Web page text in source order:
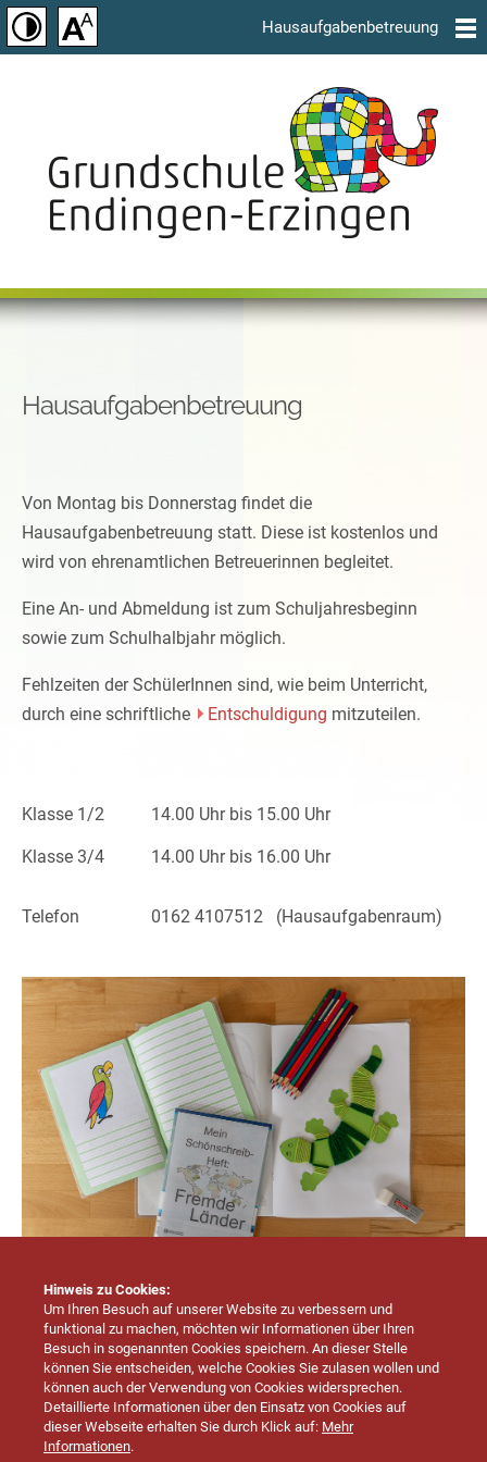
Hinweis zu Cookies:
Um Ihren Besuch auf unserer Website zu verbessern und
funktional zu machen, möchten wir Informationen über Ihren
Besuch in sogenannten Cookies speichern. An dieser Stelle
können Sie entscheiden, welche Cookies Sie zulasen wollen und
können auch der Verwendung von Cookies widersprechen.
Detaillierte Informationen über den Einsatz von Cookies auf
dieser Webseite erhalten Sie durch Klick auf: Mehr
Informationen.
Hausaufgabenbetreuung
Hausaufgabenbetreuung
Von Montag bis Donnerstag findet die
Hausaufgabenbetreuung statt. Diese ist kostenlos und
wird von ehrenamtlichen Betreuerinnen begleitet.
Eine An- und Abmeldung ist zum Schuljahresbeginn
sowie zum Schulhalbjahr möglich.
Fehlzeiten der SchülerInnen sind, wie beim Unterricht,
durch eine schriftliche
Entschuldigung mitzuteilen.
Klasse 1/2 14.00 Uhr bis 15.00 Uhr
Klasse 3/4 14.00 Uhr bis 16.00 Uhr
Telefon 0162 4107512 (Hausaufgabenraum)
Grundschule Endingen-Erzingen
Am Wettbach 20
72336 Balingen